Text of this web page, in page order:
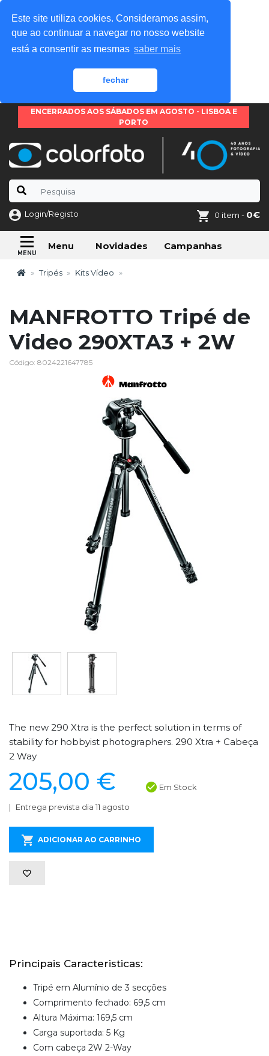
Este site utiliza cookies. Consideramos assim,
que ao continuar a navegar no nosso website
está a consentir as mesmas saber mais
fechar
ENCERRADOS AOS SÁBADOS EM AGOSTO - LISBOA E
PORTO
Login/Registo 0 item - 0€
Menu Novidades Campanhas
Tripés Kits Vídeo
MANFROTTO Tripé de
Video 290XTA3 + 2W
Código: 8024221647785
The new 290 Xtra is the perfect solution in terms of
stability for hobbyist photographers. 290 Xtra + Cabeça
2 Way
205,00 € Em Stock
Entrega prevista dia 11 agosto
ADICIONAR AO CARRINHO
Principais Caracteristicas:
Tripé em Alumínio de 3 secções
Comprimento fechado: 69,5 cm
Altura Máxima: 169,5 cm
Carga suportada: 5 Kg
Com cabeça 2W 2-Way